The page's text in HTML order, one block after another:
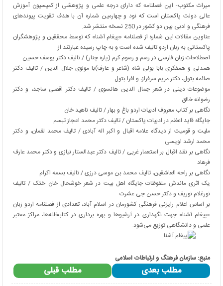
میراث مکتوب- این فصلنامه که دارای درجه علمی و پژوهشی از کمیسیون آموزش
عالی دولت پاکستان است که نود و چهارمین شماره آن با هدف تقویت پیوندهای
فرهنگی و ادبی بین دو کشور در 250 نسخه منتشر شد.
عناوین مقالات این شماره از فصلنامه «پیغام آشنا» که توسط محققین و پژوهشگران
پاکستانی به زبان اردو تالیف شده است و به چاپ رسیده عبارتند از:
اصطلاحات زبان فارسی در رسم و رسوم کرم (پاره چنار) / تالیف دکتر یوسف حسین
همدلی و همفکری بابا بولی شاه (شاعر و عارف)با مولوی جلال الدین / تالیف دکتر
صائمه بتول، دکتر مریم سرفراز، و افرا بتول
موضوعات دینی در شعر جمال الدین هانسوی / تالیف دکتر اقصی ساجد، و دکتر
رضوانه خالق
نگاهی بر کتاب معروف ادبیات اردو باغ و بهار / تالیف ناهید خان
جایگاه قاید اعظم در ادبیات پاکستان / تالیف دکتر محمد اعجاز تبسم
ملیت و قومیت از دیدگاه علامه اقبال و اکبر اله آبادی / تالیف محمد لقمان، و دکتر
محمد ارشد اویسی
نگاهی بر نقد اقبال بر استعمار غربی / تالیف دکتر عبدالستار نیازی و دکتر محمد عارف
فرهاد
نگاهی بر راحه العاشقین، تالیف محمد بن موسی درزی / تالیف بسمه اکرام
یک اثری ماندش ملفوظات جایگاه اهل بیت در شعر خوشحال خان ختک / تالیف
نورغلام نوریف و دکتر حسن جی عشرت
بر اساس اعلام رایزنی فرهنگی کشورمان در اسلام آباد، تعدادی از فصلنامه اردو زبان
«پیغام آشنا» جهت نگهداری در آرشیوها و بهره برداری در کتابخانه‌ها، مراکز معتبر
علمی و دانشگاهی توزیع می‌شود.
منبع: سازمان فرهنگ و ارتباطات اسلامی
مطلب قبلی مطلب بعدی